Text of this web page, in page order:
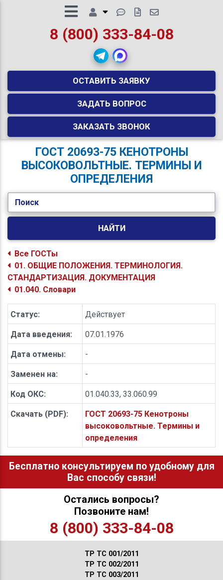
8 (800) 333-84-08
ОСТАВИТЬ ЗАЯВКУ
ЗАДАТЬ ВОПРОС
ЗАКАЗАТЬ ЗВОНОК
ГОСТ 20693-75 КЕНОТРОНЫ
ВЫСОКОВОЛЬТНЫЕ. ТЕРМИНЫ И
ОПРЕДЕЛЕНИЯ
Поиск
НАЙТИ
Все ГОСТы
01. ОБЩИЕ ПОЛОЖЕНИЯ. ТЕРМИНОЛОГИЯ.
СТАНДАРТИЗАЦИЯ. ДОКУМЕНТАЦИЯ
01.040. Словари
Статус: Действует
Дата введения: 07.01.1976
Дата отмены: -
Заменен на: -
Код ОКС: 01.040.33, 33.060.99
Скачать (PDF):
ГОСТ 20693-75 Кенотроны
высоковольтные. Термины и
определения
Бесплатно консультируем по удобному для
Вас способу связи!
Остались вопросы?
Позвоните нам!
8 (800) 333-84-08
ТР ТС 001/2011
ТР ТС 002/2011
ТР ТС 003/2011